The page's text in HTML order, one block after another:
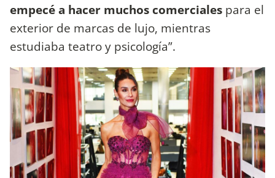
empecé a hacer muchos comerciales para el
exterior de marcas de lujo, mientras
estudiaba teatro y psicología”.